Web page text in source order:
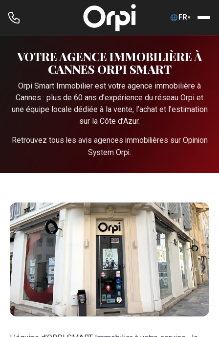
FR▾
VOTRE AGENCE IMMOBILIÈRE À
CANNES ORPI SMART
Orpi Smart Immobilier est votre agence immobilière à
Cannes : plus de 60 ans d’expérience du réseau Orpi et
une équipe locale dédiée à la vente, l’achat et l’estimation
sur la Côte d’Azur.
Retrouvez tous les avis agences immobilières sur Opinion
System Orpi.